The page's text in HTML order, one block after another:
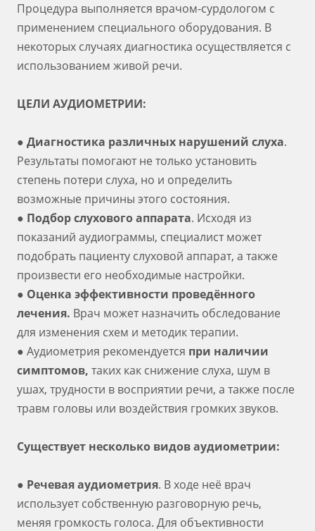
Процедура выполняется врачом-сурдологом с
применением специального оборудования. В
некоторых случаях диагностика осуществляется с
использованием живой речи.
ЦЕЛИ АУДИОМЕТРИИ:
● Диагностика различных нарушений слуха.
Результаты помогают не только установить
степень потери слуха, но и определить
возможные причины этого состояния.
● Подбор слухового аппарата. Исходя из
показаний аудиограммы, специалист может
подобрать пациенту слуховой аппарат, а также
произвести его необходимые настройки.
● Оценка эффективности проведённого
лечения. Врач может назначить обследование
для изменения схем и методик терапии.
● Аудиометрия рекомендуется при наличии
симптомов, таких как снижение слуха, шум в
ушах, трудности в восприятии речи, а также после
травм головы или воздействия громких звуков.
Существует несколько видов аудиометрии:
● Речевая аудиометрия. В ходе неё врач
использует собственную разговорную речь,
меняя громкость голоса. Для объективности